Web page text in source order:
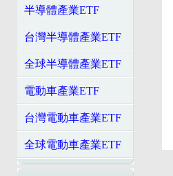
半導體產業ETF
台灣半導體產業ETF
全球半導體產業ETF
電動車產業ETF
台灣電動車產業ETF
全球電動車產業ETF